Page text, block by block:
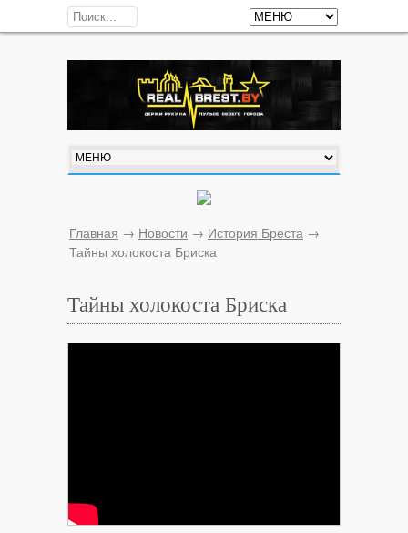
Главная → Новости → История Бреста →
Тайны холокоста Бриска
Тайны холокоста Бриска